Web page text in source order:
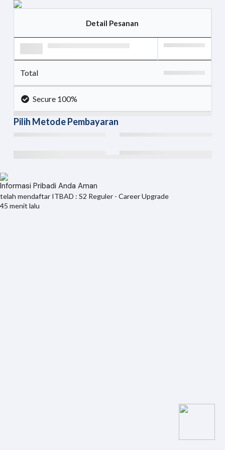
Detail Pesanan
Total
Secure 100%
Pilih Metode Pembayaran
Informasi Pribadi Anda Aman
telah mendaftar ITBAD : S2 Reguler - Career Upgrade
45 menit lalu